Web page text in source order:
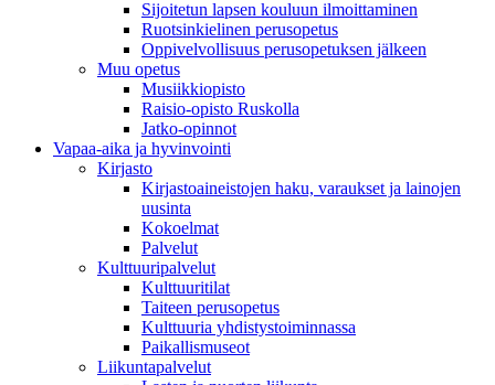
Sijoitetun lapsen kouluun ilmoittaminen
Ruotsinkielinen perusopetus
Oppivelvollisuus perusopetuksen jälkeen
Muu opetus
Musiikkiopisto
Raisio-opisto Ruskolla
Jatko-opinnot
Vapaa-aika ja hyvinvointi
Kirjasto
Kirjastoaineistojen haku, varaukset ja lainojen
uusinta
Kokoelmat
Palvelut
Kulttuuripalvelut
Kulttuuritilat
Taiteen perusopetus
Kulttuuria yhdistystoiminnassa
Paikallismuseot
Liikuntapalvelut